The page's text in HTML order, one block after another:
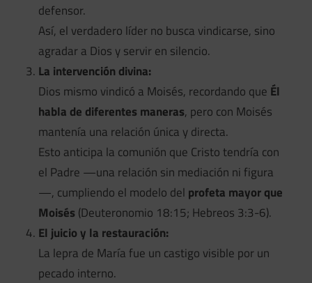
defensor.
Así, el verdadero líder no busca vindicarse, sino
agradar a Dios y servir en silencio.
La intervención divina:
Dios mismo vindicó a Moisés, recordando que Él
habla de diferentes maneras, pero con Moisés
mantenía una relación única y directa.
Esto anticipa la comunión que Cristo tendría con
el Padre —una relación sin mediación ni figura
—, cumpliendo el modelo del profeta mayor que
Moisés (Deuteronomio 18:15; Hebreos 3:3-6).
El juicio y la restauración:
La lepra de María fue un castigo visible por un
pecado interno.